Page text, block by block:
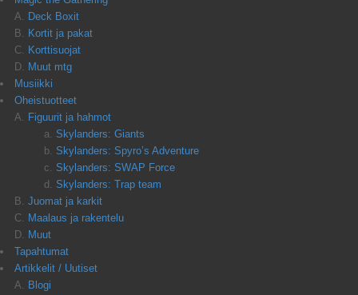
Deck Boxit
Kortit ja pakat
Korttisuojat
Muut mtg
Musiikki
Oheistuotteet
Figuurit ja hahmot
Skylanders: Giants
Skylanders: Spyro’s Adventure
Skylanders: SWAP Force
Skylanders: Trap team
Juomat ja karkit
Maalaus ja rakentelu
Muut
Tapahtumat
Artikkelit / Uutiset
Blogi